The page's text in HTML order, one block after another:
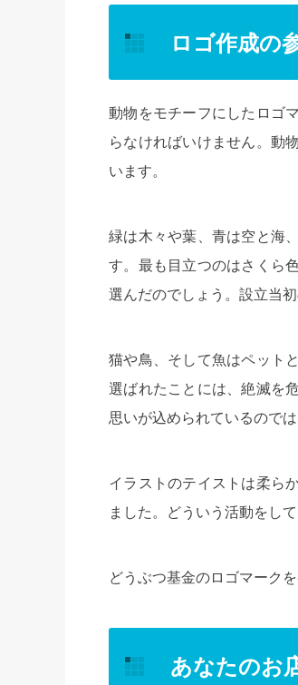
ロゴ作成の
動物をモチーフにしたロゴ
らなければいけません。動
います。
緑は木々や葉、青は空と海
す。最も目立つのはさくら
選んだのでしょう。設立当
猫や鳥、そして魚はペット
選ばれたことには、絶滅を
思いが込められているのでは
イラストのテイストは柔ら
ました。どういう活動をし
どうぶつ基金のロゴマーク
あなたのお